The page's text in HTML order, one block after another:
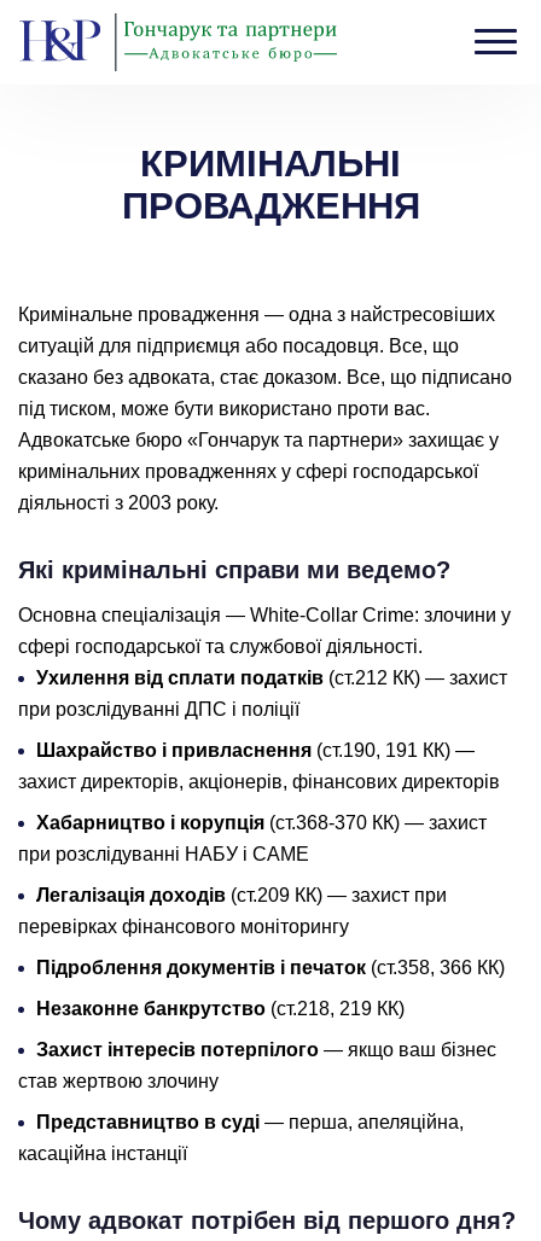
Головна КРИМІНАЛЬНІ ПРОВАДЖЕННЯ
КРИМІНАЛЬНІ
ПРОВАДЖЕННЯ
Кримінальне провадження — одна з найстресовіших
ситуацій для підприємця або посадовця. Все, що
сказано без адвоката, стає доказом. Все, що підписано
під тиском, може бути використано проти вас.
Адвокатське бюро «Гончарук та партнери» захищає у
кримінальних провадженнях у сфері господарської
діяльності з 2003 року.
Які кримінальні справи ми ведемо?
Основна спеціалізація — White-Collar Crime: злочини у
сфері господарської та службової діяльності.
Ухилення від сплати податків (ст.212 КК) — захист
при розслідуванні ДПС і поліції
Шахрайство і привласнення (ст.190, 191 КК) —
захист директорів, акціонерів, фінансових директорів
Хабарництво і корупція (ст.368-370 КК) — захист
при розслідуванні НАБУ і САМЕ
Легалізація доходів (ст.209 КК) — захист при
перевірках фінансового моніторингу
Підроблення документів і печаток (ст.358, 366 КК)
Незаконне банкрутство (ст.218, 219 КК)
Захист інтересів потерпілого — якщо ваш бізнес
став жертвою злочину
Представництво в суді — перша, апеляційна,
касаційна інстанції
Чому адвокат потрібен від першого дня?